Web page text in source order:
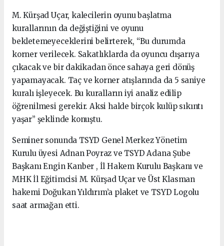
M. Kürşad Uçar, kalecilerin oyunu başlatma
kurallarının da değiştiğini ve oyunu
bekletemeyeceklerini belirterek, “Bu durumda
korner verilecek. Sakatlıklarda da oyuncu dışarıya
çıkacak ve bir dakikadan önce sahaya geri dönüş
yapamayacak. Taç ve korner atışlarında da 5 saniye
kuralı işleyecek. Bu kuralların iyi analiz edilip
öğrenilmesi gerekir. Aksi halde birçok kulüp sıkıntı
yaşar” şeklinde konuştu.
Seminer sonunda TSYD Genel Merkez Yönetim
Kurulu üyesi Adnan Poyraz ve TSYD Adana Şube
Başkanı Engin Kanber , İl Hakem Kurulu Başkanı ve
MHK İl Eğitimcisi M. Kürşad Uçar ve Üst Klasman
hakemi Doğukan Yıldırım’a plaket ve TSYD Logolu
saat armağan etti.